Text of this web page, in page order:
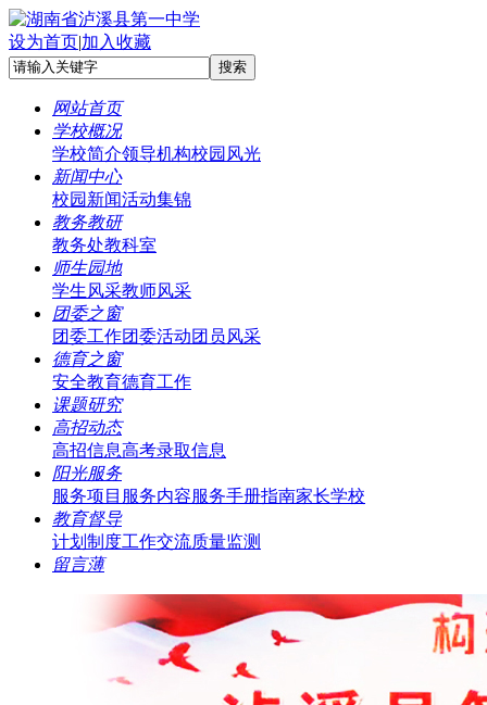
设为首页|加入收藏
网站首页
学校概况
学校简介领导机构校园风光
新闻中心
校园新闻活动集锦
教务教研
教务处教科室
师生园地
学生风采教师风采
团委之窗
团委工作团委活动团员风采
德育之窗
安全教育德育工作
课题研究
高招动态
高招信息高考录取信息
阳光服务
服务项目 服务内容服务手册指南家长学校
教育督导
计划制度工作交流质量监测
留言薄